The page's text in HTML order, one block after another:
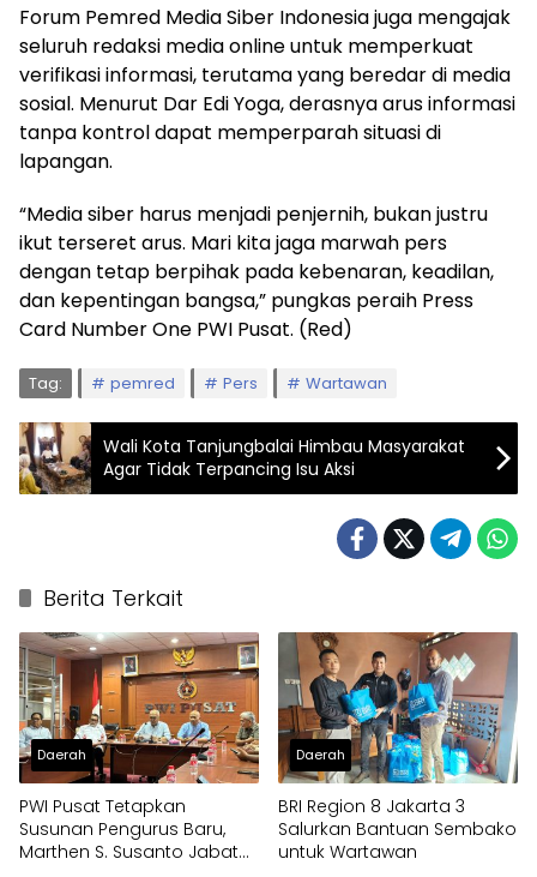
Forum Pemred Media Siber Indonesia juga mengajak
seluruh redaksi media online untuk memperkuat
verifikasi informasi, terutama yang beredar di media
sosial. Menurut Dar Edi Yoga, derasnya arus informasi
tanpa kontrol dapat memperparah situasi di
lapangan.
“Media siber harus menjadi penjernih, bukan justru
ikut terseret arus. Mari kita jaga marwah pers
dengan tetap berpihak pada kebenaran, keadilan,
dan kepentingan bangsa,” pungkas peraih Press
Card Number One PWI Pusat. (Red)
Tag: pemred Pers Wartawan
Wali Kota Tanjungbalai Himbau Masyarakat
Agar Tidak Terpancing Isu Aksi
Berita Terkait
Daerah
PWI Pusat Tetapkan
Susunan Pengurus Baru,
Marthen S. Susanto Jabat
Daerah
BRI Region 8 Jakarta 3
Salurkan Bantuan Sembako
untuk Wartawan